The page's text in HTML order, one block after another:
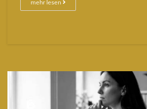
mehr lesen